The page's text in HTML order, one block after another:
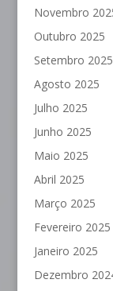
Novembro
Outubro 2025
Setembro 2025
Agosto 2025
Julho 2025
Junho 2025
Maio 2025
Abril 2025
Março 2025
Fevereiro 2025
Janeiro 2025
Dezembro